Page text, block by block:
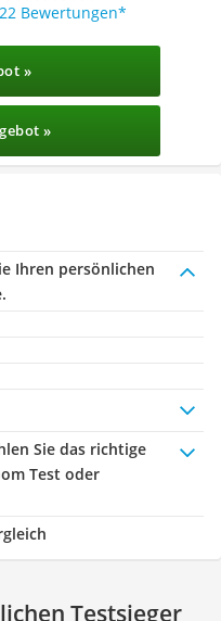
Bewertungen
»
»
Ihren persönlichen
Sie das richtige
Test oder
Testsieger